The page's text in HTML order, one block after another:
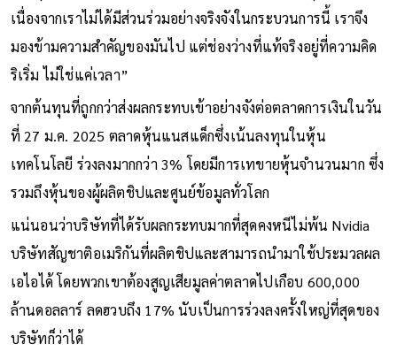
เนื่องจากเราไม่ได้มีส่วนร่วมอย่างจริงจังในกระบวนการนี้ เราจึง
มองข้ามความสำคัญของมันไป แต่ช่องว่างที่แท้จริงอยู่ที่ความคิด
ริเริ่ม ไม่ใช่แค่เวลา”
จากต้นทุนที่ถูกกว่าส่งผลกระทบเข้าอย่างจังต่อตลาดการเงินในวัน
ที่ 27 ม.ค. 2025 ตลาดหุ้นแนสแด็กซึ่งเน้นลงทุนในหุ้น
เทคโนโลยี ร่วงลงมากกว่า 3% โดยมีการเทขายหุ้นจำนวนมาก ซึ่ง
รวมถึงหุ้นของผู้ผลิตชิปและศูนย์ข้อมูลทั่วโลก
แน่นอนว่าบริษัทที่ได้รับผลกระทบมากที่สุดคงหนีไม่พ้น Nvidia
บริษัทสัญชาติอเมริกันที่ผลิตชิปและสามารถนำมาใช้ประมวลผล
เอไอได้ โดยพวกเขาต้องสูญเสียมูลค่าตลาดไปเกือบ 600,000
ล้านดอลลาร์ ลดฮวบถึง 17% นับเป็นการร่วงลงครั้งใหญ่ที่สุดของ
บริษัทก็ว่าได้